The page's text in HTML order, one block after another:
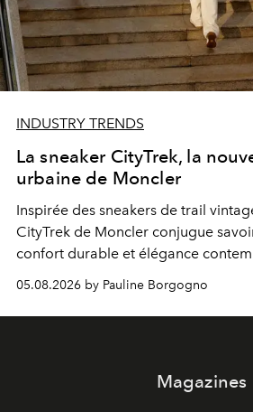
INDUSTRY TRENDS
La sneaker CityTrek, la
urbaine de Moncler
Inspirée des sneakers de trail
CityTrek de Moncler conjugue
confort durable et élégance
accompagner les explorations du
05.08.2026 by Pauline Borgogno
Magazines